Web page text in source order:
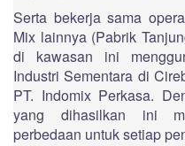
Serta bekerja sama
Mix lainnya (Pabrik
di kawasan ini
Industri Sementara di
PT. Indomix Perkasa.
yang dihasilkan ini
perbedaan untuk setiap